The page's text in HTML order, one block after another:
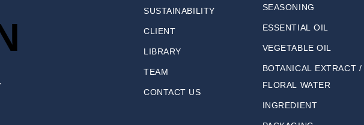
SUSTAINABILITY
CLIENT
LIBRARY
TEAM
CONTACT US
SEASONING
ESSENTIAL OIL
VEGETABLE OIL
BOTANICAL EXTRACT /
FLORAL WATER
INGREDIENT